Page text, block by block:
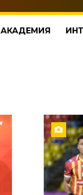
АКАДЕМИЯ